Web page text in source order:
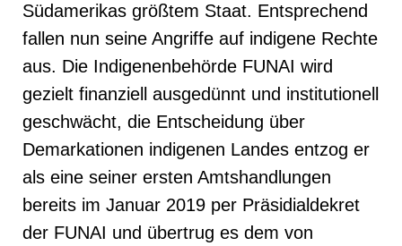
Südamerikas größtem Staat. Entsprechend
fallen nun seine Angriffe auf indigene Rechte
aus. Die Indigenenbehörde FUNAI wird
gezielt finanziell ausgedünnt und institutionell
geschwächt, die Entscheidung über
Demarkationen indigenen Landes entzog er
als eine seiner ersten Amtshandlungen
bereits im Januar 2019 per Präsidialdekret
der FUNAI und übertrug es dem von